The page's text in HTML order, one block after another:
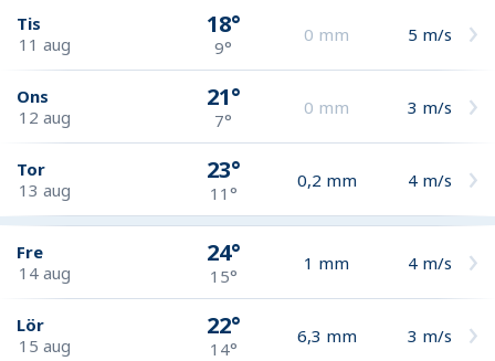
Tis
11 aug
18°
9°
0 mm 5 m/s
Ons
12 aug
21°
7°
0 mm 3 m/s
Tor
13 aug
23°
11°
0,2 mm 4 m/s
Fre
14 aug
24°
15°
1 mm 4 m/s
Lör
15 aug
22°
14°
6,3 mm 3 m/s